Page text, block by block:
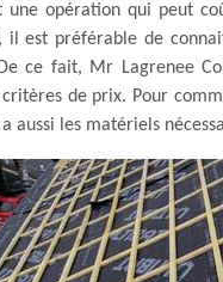
une opération qui peut
est préférable de
ce fait, Mr Lagrenee
de prix. Pour
aussi les matériels